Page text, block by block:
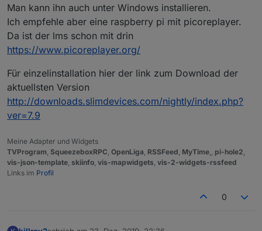
Man kann ihn auch unter Windows installieren.
Ich empfehle aber eine raspberry pi mit picoreplayer.
Da ist der lms schon mit drin
https://www.picoreplayer.org/
Für einzelinstallation hier der link zum Download der
aktuellsten Version
http://downloads.slimdevices.com/nightly/index.php?
ver=7.9
Meine Adapter und Widgets
TVProgram SqueezeboxRPC OpenLiga RSSFeed MyTime pi-hole2
vis-json-template skiinfo vis-mapwidgets vis-2-widgets-rssfeed
Links im Profil
0